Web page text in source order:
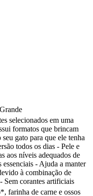
selecionados em uma
formatos que brincam
gato para que ele tenha
todos os dias - Pele e
aos níveis adequados de
essenciais - Ajuda a manter
à combinação de
Sem corantes artificiais
farinha de carne e ossos